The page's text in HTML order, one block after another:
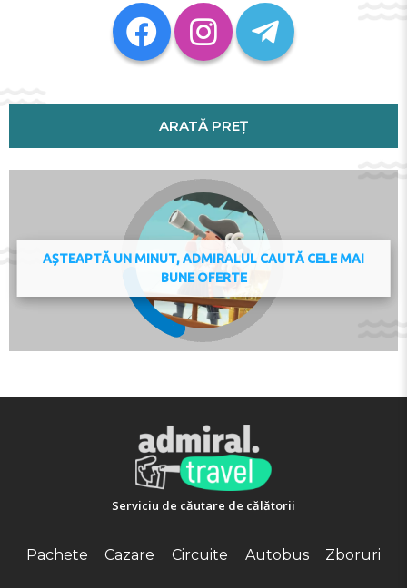
Rokin 62-64 , 1012 KW
ARATĂ PREȚ
AȘTEAPTĂ UN MINUT, ADMIRALUL CAUTĂ CELE MAI
BUNE OFERTE
Serviciu de căutare de călătorii
Pachete Cazare Circuite Autobus Zboruri